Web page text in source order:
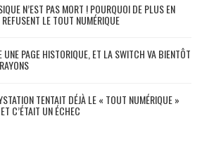
N’EST PAS MORT ! POURQUOI DE PLUS EN
LE TOUT NUMÉRIQUE
UNE PAGE HISTORIQUE, ET LA SWITCH VA BIENTÔT
TENTAIT DÉJÀ LE « TOUT NUMÉRIQUE »
C’ÉTAIT UN ÉCHEC